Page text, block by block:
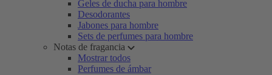
Geles de ducha para hombre
Desodorantes
Jabones para hombre
Sets de perfumes para hombre
Notas de fragancia
Mostrar todos
Perfumes de ámbar